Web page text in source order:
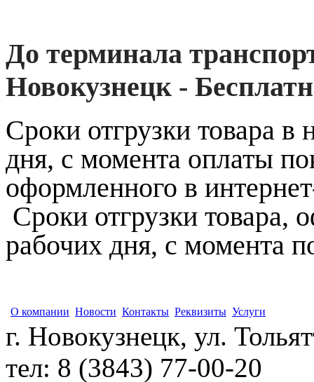
До терминала
Новокузнецк -
Сроки отгрузки товара в
дня, с момента оплаты
оформленного в
Сроки отгрузки товара,
рабочих дня, с момента
О компании Новости Контакты Реквизиты Услуги
г. Новокузнецк, ул.
тел: 8 (3843) 77-00-20